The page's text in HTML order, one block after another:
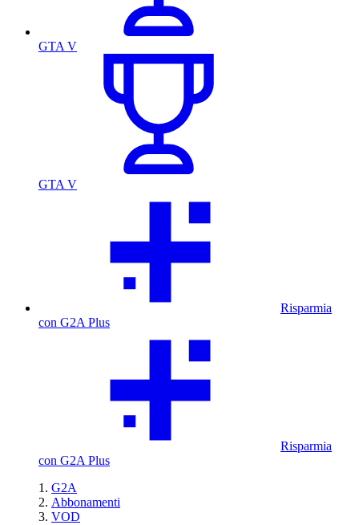
GTA V
GTA V
Risparmia
con G2A Plus
Risparmia
con G2A Plus
G2A
Abbonamenti
VOD